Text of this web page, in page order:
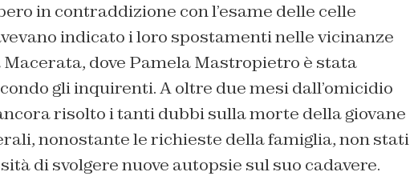
in contraddizione con l’esame delle celle
indicato i loro spostamenti nelle vicinanze
Macerata, dove Pamela Mastropietro è stata
gli inquirenti. A oltre due mesi dall’omicidio
risolto i tanti dubbi sulla morte della giovane
nonostante le richieste della famiglia, non stati
di svolgere nuove autopsie sul suo cadavere.